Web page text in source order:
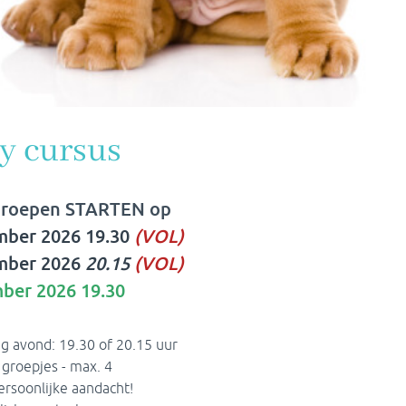
+316 2553 0846
Hondengedragsdeskundige
Kinrooi – Professionele hulp
bij probleemgedrag van jouw
Je hond en jij samen
cursus
STARTEN op
2026 19.30 (VOL)
202620.15(VOL)
2026 19.30
avond: 19.30 of 20.15 uur
- max. 4
aandacht!